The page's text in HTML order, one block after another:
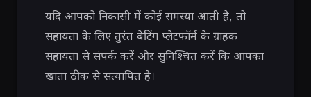
यदि आपको निकासी में कोई समस्या आती है, तो
सहायता के लिए तुरंत बेटिंग प्लेटफॉर्म के ग्राहक
सहायता से संपर्क करें और सुनिश्चित करें कि आपका
खाता ठीक से सत्यापित है।